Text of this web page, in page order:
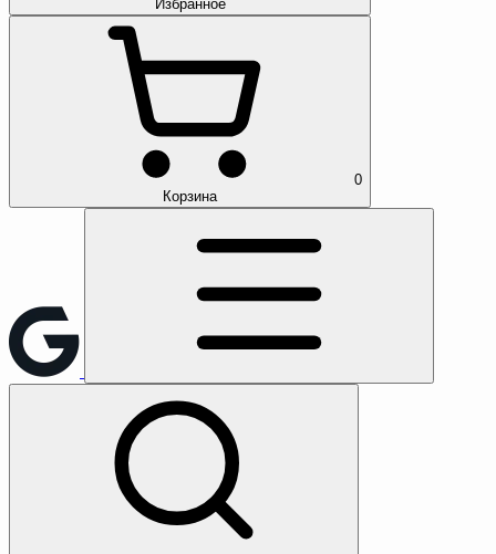
Избранное
0
Корзина